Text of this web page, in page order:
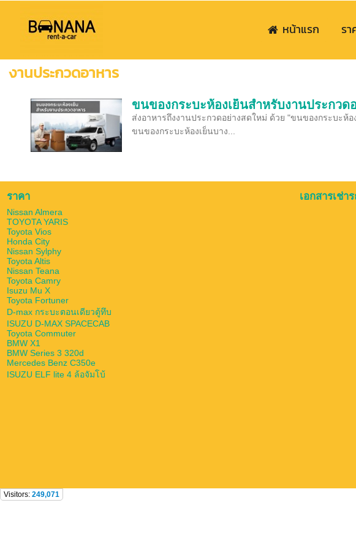
หน้าแรก รา
งานประกวดอาหาร
ขนของกระบะห้องเย็นสำหรับงานประกวด
ส่งอาหารถึงงานประกวดอย่างสดใหม่ ด้วย "ขนของกระบะห้
ขนของกระบะห้องเย็นบาง...
ราคา
Nissan Almera
TOYOTA YARIS
Toyota Vios
Honda City
Nissan Sylphy
Toyota Altis
Nissan Teana
Toyota Camry
Isuzu Mu X
Toyota Fortuner
D-max กระบะตอนเดียวตู้ทึบ
ISUZU D-MAX SPACECAB
Toyota Commuter
BMW X1
BMW Series 3 320d
Mercedes Benz C350e
ISUZU ELF lite 4 ล้อจัมโบ้
เอกสารเช่า
Visitors: 249,071